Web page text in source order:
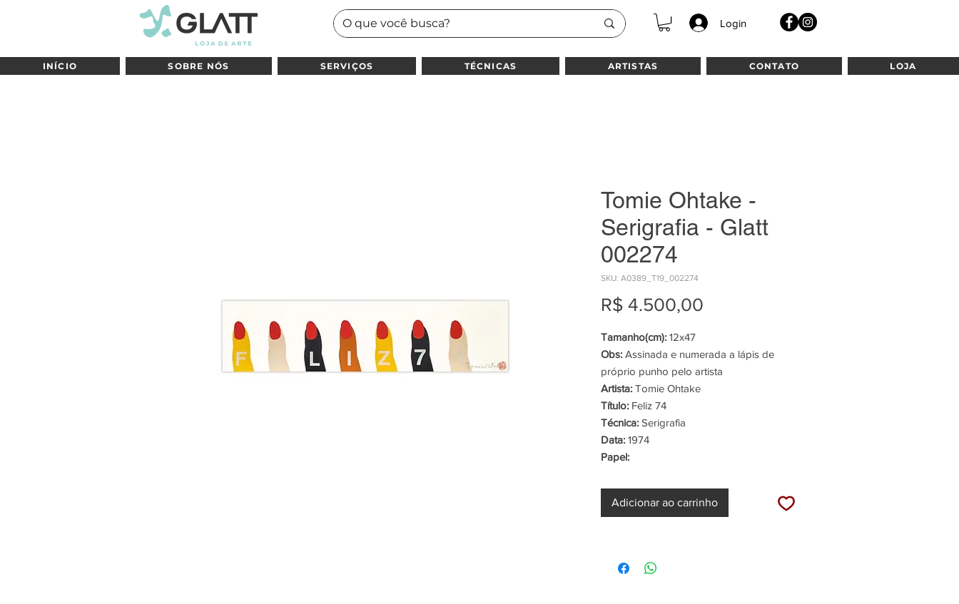
Login
INÍCIO SOBRE NÓS SERVIÇOS TÉCNICAS ARTISTAS CONTATO LOJA
Tomie Ohtake -
Serigrafia - Glatt
002274
SKU: A0389_T19_002274
R$ 4.500,00
Tamanho(cm): 12x47
Obs: Assinada e numerada a lápis de
próprio punho pelo artista
Artista: Tomie Ohtake
Título: Feliz 74
Técnica: Serigrafia
Data: 1974
Papel:
Adicionar ao carrinho